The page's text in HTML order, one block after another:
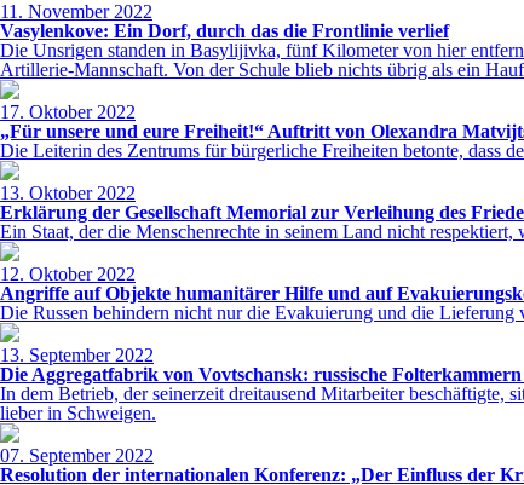
11. November 2022
Vasylenkove: Ein Dorf, durch das die Frontlinie verlief
Die Unsrigen standen in Basylijivka, fünf Kilometer von hier
Artillerie-Mannschaft. Von der Schule blieb nichts übrig als ein
17. Oktober 2022
„Für unsere und eure Freiheit!“ Auftritt von Olexandra
Die Leiterin des Zentrums für bürgerliche Freiheiten betonte, dass
13. Oktober 2022
Erklärung der Gesellschaft Memorial zur Verleihung des
Ein Staat, der die Menschenrechte in seinem Land nicht
12. Oktober 2022
Angriffe auf Objekte humanitärer Hilfe und auf
Die Russen behindern nicht nur die Evakuierung und die
13. September 2022
Die Aggregatfabrik von Vovtschansk: russische
In dem Betrieb, der seinerzeit dreitausend Mitarbeiter
lieber in Schweigen.
07. September 2022
Resolution der internationalen Konferenz: „Der Einfluss der